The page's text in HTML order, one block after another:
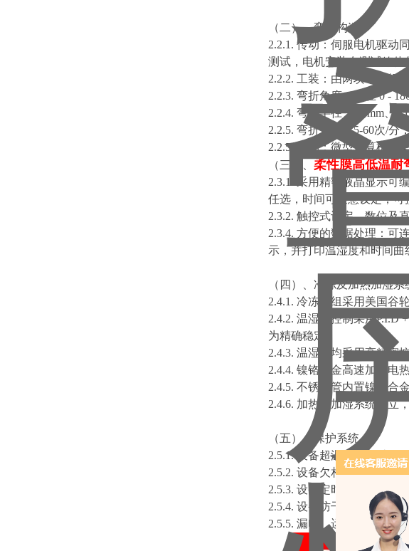
（二）、弯折构造：
2.2.1. 传动：伺服电机驱动
测试，电机安装在测试箱体
2.2.2. 工装：由两块平板组
2.2.3. 弯折角度：可在 0 -
2.2.4. 弯折半径：R1mm、
2.2.5. 弯折速度：5-60次/分
2.2.5. 控制：微型计算机和
（三）、 柔性膜高低温耐
2.3.1. 采用精密液晶显示可
任选，时间可任意设定，
2.3.2. 触控式设定、数位及
2.3.4. 方便的数据处理：可
示，并打印温湿度和时间曲
（四）、冷冻及加热加湿系
2.4.1. 冷冻机组采用美国谷
2.4.2. 温湿度控制采用P.I.D
为精确稳定。
2.4.3. 温湿度均采用高精密
2.4.4. 镍铬合金高速加温电
2.4.5. 不锈钢管内置镍铬合
2.4.6. 加热、加湿系统独立
（五）、保护系统：
2.5.1. 设备超温，风机过热保
2.5.2. 设备欠相/逆相，制
2.5.3. 设备定时保护；
2.5.4. 设备防干烧装置保护；
2.5.5. 漏电、运行指示，故